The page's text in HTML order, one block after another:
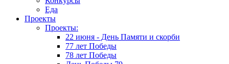
Еда
Проекты
Проекты:
22 июня - День Памяти и скорби
77 лет Победы
78 лет Победы